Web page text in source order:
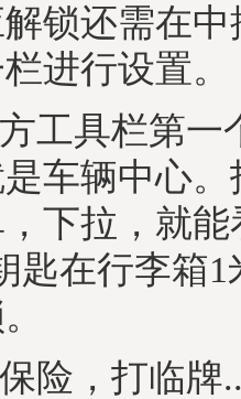
锁还需在
进行设置。
工具栏第一
车辆中心
下拉，就能
匙在行李箱
险，打临牌